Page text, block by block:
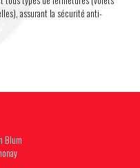
assurant la sécurité anti-
Blum